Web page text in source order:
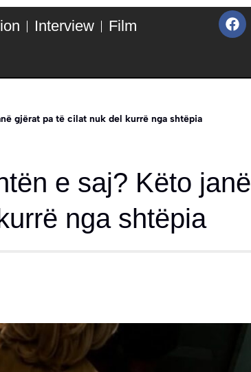
Interview
Film
gjërat pa të cilat nuk del kurrë nga shtëpia
e saj? Këto janë
nga shtëpia